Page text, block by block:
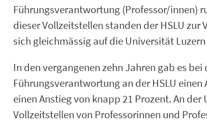
Führungsverantwortung (Professor/innen)
dieser Vollzeitstellen standen der HSLU
sich gleichmässig auf die Universität Luzern
In den vergangenen zehn Jahren gab es
Führungsverantwortung an der HSLU
einen Anstieg von knapp 21 Prozent. An
Vollzeitstellen von Professorinnen und